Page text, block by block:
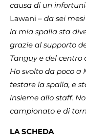
causa di un
Lawani – da sei
la mia spalla sta
grazie al supporto
Tanguy e del
Ho svolto da poco
testare la spalla, e
insieme allo staff.
campionato e di
LA SCHEDA